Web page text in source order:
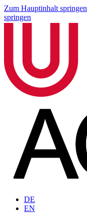
Zum Hauptinhalt springen
springen
DE
EN